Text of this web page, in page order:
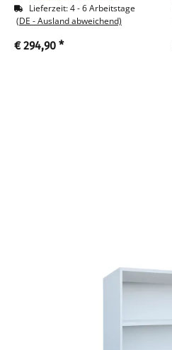
Lieferzeit:4 - 6 Arbeitstage
(DE - Ausland abweichend)
€ 294,90 *